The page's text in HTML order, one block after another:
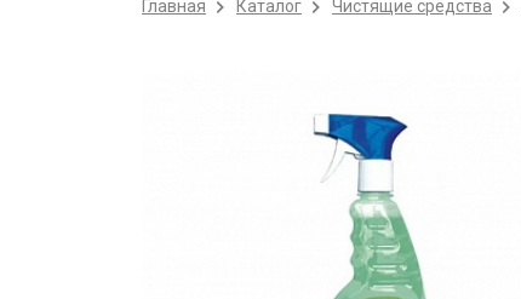
Главная Каталог Чистящие средства